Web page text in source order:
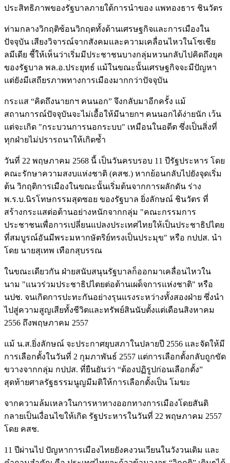
ประสิทธิภาพของรัฐบาลภายใต้การนำของ แพทองธาร ชินวัตร
ท่ามกลางวิกฤติซ้อนวิกฤตทั้งด้านเศรษฐกิจและการเมืองใน
ปัจจุบัน เสียงวิจารณ์จากสังคมและความเคลื่อนไหวในโซเชีย
ลมีเดีย ชี้ให้เห็นว่าเริ่มมีประชาชนบางกลุ่มหวนกลับไปคิดถึงยุค
ของรัฐบาล พล.อ.ประยุทธ์ แม้ในขณะนั้นเศรษฐกิจจะมีปัญหา
แต่ยังมีเสถียรภาพทางการเมืองมากกว่าปัจจุบัน
กระแส “คิดถึงนายกฯ คนนอก” จึงกลับมาอีกครั้ง แม้
สถานการณ์ปัจจุบันจะไม่เอื้อให้มีนายกฯ คนนอกได้ง่ายนัก เว้น
แต่จะเกิด "กระบวนการนอกระบบ" เหมือนในอดีต ซึ่งเป็นสิ่งที่
ทุกฝ่ายไม่ปรารถนาให้เกิดซ้ำ
วันที่ 22 พฤษภาคม 2568 นี้ เป็นวันครบรอบ 11 ปีรัฐประหาร โดย
คณะรักษาความสงบแห่งชาติ (คสช.) หากย้อนกลับไปยังจุดเริ่ม
ต้น วิกฤติการเมืองในขณะนั้นเริ่มต้นจากการผลักดัน ร่าง
พ.ร.บ.นิรโทษกรรมสุดซอย ของรัฐบาล ยิ่งลักษณ์ ชินวัตร ที่
สร้างกระแสต่อต้านอย่างหนักจากกลุ่ม "คณะกรรมการ
ประชาชนเพื่อการเปลี่ยนแปลงประเทศไทยให้เป็นประชาธิปไตย
ที่สมบูรณ์อันมีพระมหากษัตริย์ทรงเป็นประมุข" หรือ กปปส. นำ
โดย นายสุเทพ เทือกสุบรรณ
ในขณะเดียวกัน ฝ่ายสนับสนุนรัฐบาลก็ออกมาเคลื่อนไหวใน
นาม "แนวร่วมประชาธิปไตยต่อต้านเผด็จการแห่งชาติ" หรือ
นปช. จนเกิดการปะทะกันอย่างรุนแรงระหว่างทั้งสองฝ่าย ซึ่งนำ
ไปสู่ความสูญเสียทั้งชีวิตและทรัพย์สินนับตั้งแต่เดือนสิงหาคม
2556 ถึงพฤษภาคม 2557
แม้ น.ส.ยิ่งลักษณ์ จะประกาศยุบสภาในปลายปี 2556 และจัดให้มี
การเลือกตั้งในวันที่ 2 กุมภาพันธ์ 2557 แต่การเลือกตั้งกลับถูกขัด
ขวางจากกลุ่ม กปปส. ที่ยืนยันว่า “ต้องปฏิรูปก่อนเลือกตั้ง”
สุดท้ายศาลรัฐธรรมนูญมีมติให้การเลือกตั้งเป็น โมฆะ
จากความล้มเหลวในการหาทางออกทางการเมืองโดยสันติ
กลายเป็นเงื่อนไขให้เกิด รัฐประหารในวันที่ 22 พฤษภาคม 2557
โดย คสช.
11 ปีผ่านไป ปัญหาการเมืองไทยยังคงวนเวียนในวังวนเดิม และ